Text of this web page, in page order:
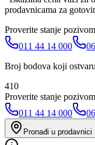
prodavnicama za
Proverite stanje
011 44 14 000
Broj bodova koji
410
Proverite stanje
011 44 14 000
Pronađi u prodavnici